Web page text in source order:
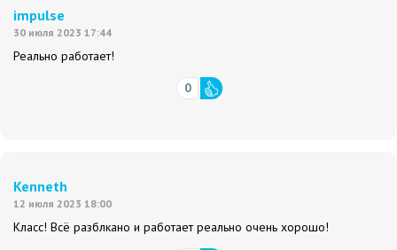
impulse
30 июля 2023 17:44
Реально работает!
0
Kenneth
12 июля 2023 18:00
Класс! Всё разблкано и работает реально очень хорошо!